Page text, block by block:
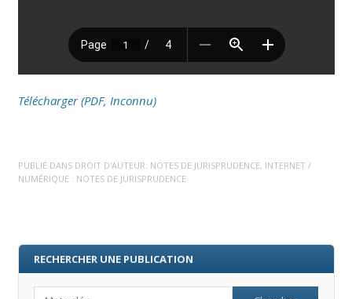
Télécharger (PDF, Inconnu)
PUBLIÉ DANS DROIT D'AUTEUR: NOTES DE JURISPRUDENCE, INTERNET /
NUMÉRIQUE : NOTES DE JURISPRUDENCE
RECHERCHER UNE PUBLICATION